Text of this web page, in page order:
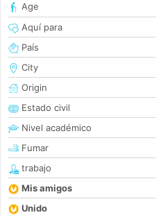
Age
Aquí para
País
City
Origin
Estado civil
Nivel académico
Fumar
trabajo
Mis amigos
Unido